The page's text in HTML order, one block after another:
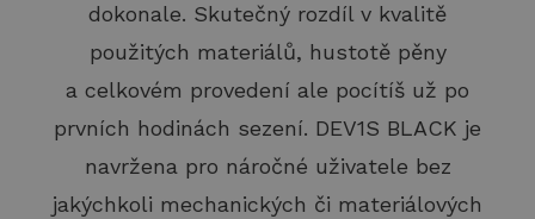
dokonale. Skutečný rozdíl v kvalitě
použitých materiálů, hustotě pěny
a celkovém provedení ale pocítíš už po
prvních hodinách sezení. DEV1S BLACK je
navržena pro náročné uživatele bez
jakýchkoli mechanických či materiálových